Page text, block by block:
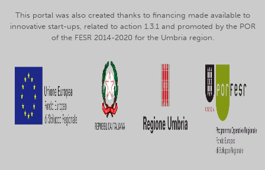
This portal was also created thanks to financing made available to
innovative start-ups, related to action 1.3.1 and promoted by the POR
of the FESR 2014-2020 for the Umbria region.